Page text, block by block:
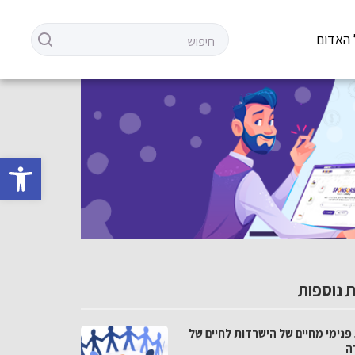
פתח
האדום
נוספות
מחיים של הישרדות לחיים של